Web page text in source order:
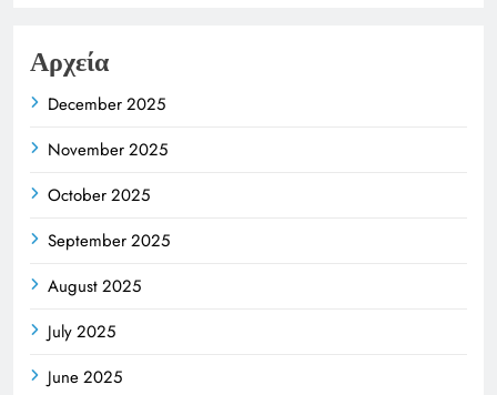
Αρχεία
December 2025
November 2025
October 2025
September 2025
August 2025
July 2025
June 2025